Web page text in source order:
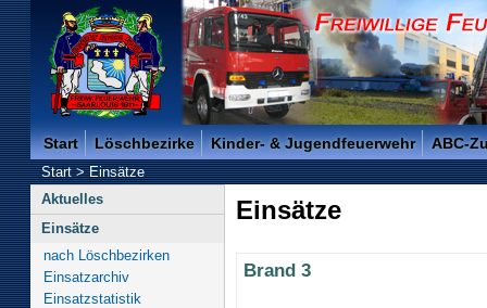
Freiwillige Feuerwehr der Kreisstadt Saarlouis -
Start Löschbezirke Kinder- & Jugendfeuerwehr ABC-
Start>Einsätze
Aktuelles
Einsätze
nach Löschbezirken
Einsatzarchiv
Einsatzstatistik
Einsätze
Brand 3